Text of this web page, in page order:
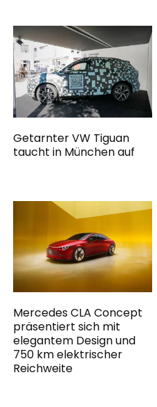
Getarnter VW Tiguan
taucht in München auf
Mercedes CLA Concept
präsentiert sich mit
elegantem Design und
750 km elektrischer
Reichweite